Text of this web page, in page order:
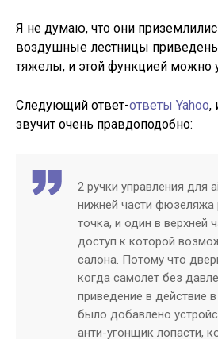
Я не думаю, что они
воздушные лестницы приведены
тяжелы, и этой функцией можно
Следующий ответ-ответы Yahoo,
звучит очень правдоподобно:
2 ручки управления для
нижней части фюзеляжа
точка, и один в верхней
доступ к которой
салона. Потому что
когда самолет без
приведение в действие
было добавлено
анти-угонщик лопасти,